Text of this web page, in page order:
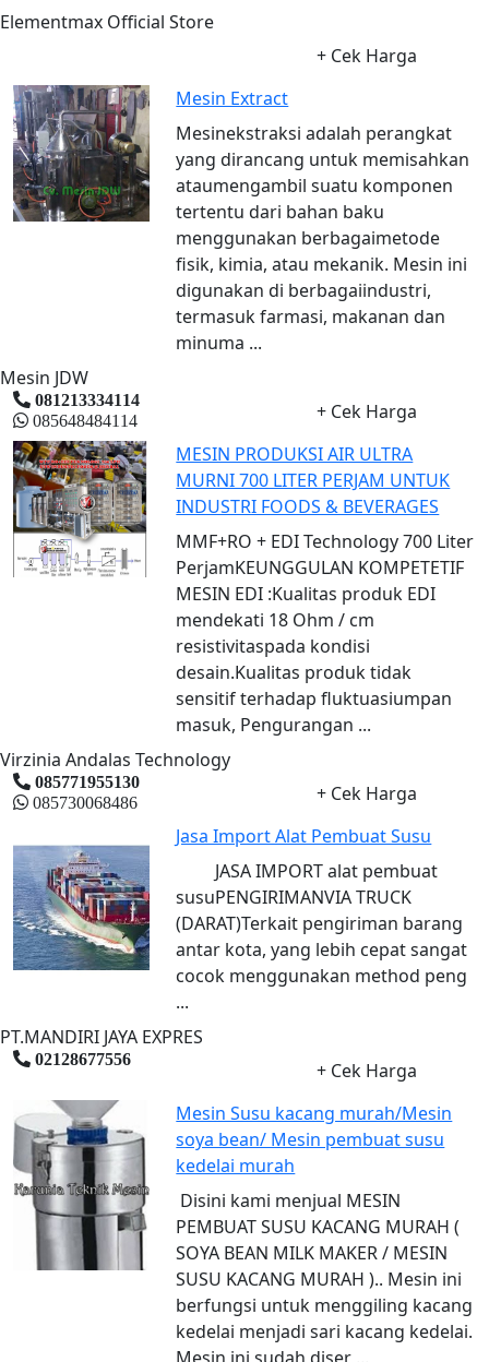
Elementmax Official Store
+ Cek Harga
Mesin Extract
Mesinekstraksi adalah perangkat
yang dirancang untuk memisahkan
ataumengambil suatu komponen
tertentu dari bahan baku
menggunakan berbagaimetode
fisik, kimia, atau mekanik. Mesin ini
digunakan di berbagaiindustri,
termasuk farmasi, makanan dan
minuma ...
Mesin JDW
081213334114
085648484114
+ Cek Harga
MESIN PRODUKSI AIR ULTRA
MURNI 700 LITER PERJAM UNTUK
INDUSTRI FOODS & BEVERAGES
MMF+RO + EDI Technology 700 Liter
PerjamKEUNGGULAN KOMPETETIF
MESIN EDI :Kualitas produk EDI
mendekati 18 Ohm / cm
resistivitaspada kondisi
desain.Kualitas produk tidak
sensitif terhadap fluktuasiumpan
masuk, Pengurangan ...
Virzinia Andalas Technology
085771955130
085730068486
+ Cek Harga
Jasa Import Alat Pembuat Susu
JASA IMPORT alat pembuat
susuPENGIRIMANVIA TRUCK
(DARAT)Terkait pengiriman barang
antar kota, yang lebih cepat sangat
cocok menggunakan method peng
...
PT.MANDIRI JAYA EXPRES
02128677556
+ Cek Harga
Mesin Susu kacang murah/Mesin
soya bean/ Mesin pembuat susu
kedelai murah
Disini kami menjual MESIN
PEMBUAT SUSU KACANG MURAH (
SOYA BEAN MILK MAKER / MESIN
SUSU KACANG MURAH ).. Mesin ini
berfungsi untuk menggiling kacang
kedelai menjadi sari kacang kedelai.